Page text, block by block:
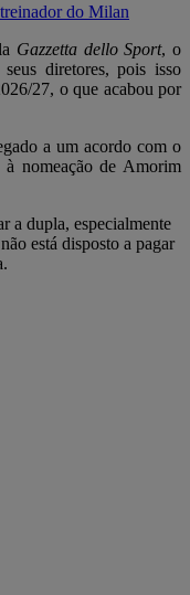
do Milan
Gazzetta dello Sport, o
diretores, pois isso
27, o que acabou por
a um acordo com o
nomeação de Amorim
a dupla, especialmente
está disposto a pagar